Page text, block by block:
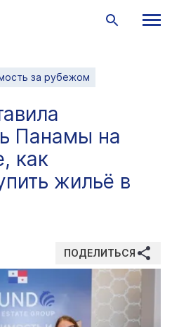
за рубежом
Панамы на
как
жильё в
ПОДЕЛИТЬСЯ